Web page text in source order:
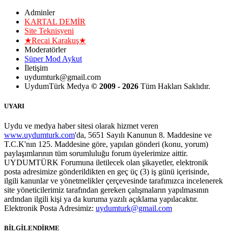
Adminler
KARTAL DEMİR
Site Teknisyeni
★Recai Karakuş★
Moderatörler
Süper Mod Aykut
İletişim
uydumturk@gmail.com
UydumTürk Medya © 2009 - 2026 Tüm Hakları Saklıdır.
UYARI
Uydu ve medya haber sitesi olarak hizmet veren
www.uydumturk.com'da, 5651 Sayılı Kanunun 8. Maddesine ve
T.C.K'nın 125. Maddesine göre, yapılan gönderi (konu, yorum)
paylaşımlarının tüm sorumluluğu forum üyelerimize aittir.
UYDUMTÜRK Forumuna iletilecek olan şikayetler, elektronik
posta adresimize gönderildikten en geç üç (3) iş günü içerisinde,
ilgili kanunlar ve yönetmelikler çerçevesinde tarafımızca incelenerek
site yöneticilerimiz tarafından gereken çalışmaların yapılmasının
ardından ilgili kişi ya da kuruma yazılı açıklama yapılacaktır.
Elektronik Posta Adresimiz: uydumturk@gmail.com
BİLGİLENDİRME